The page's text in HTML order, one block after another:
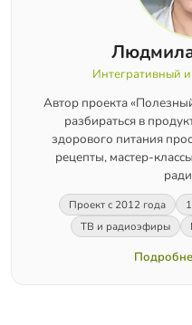
Интегративный
Автор проекта
разбираться в
здорового питания
рецепты, мастер-
Проект с 2012 года
ТВ и радиоэфиры